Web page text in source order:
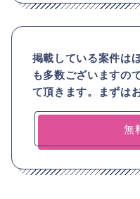
掲載している案件は
も多数ございますの
て頂きます。まずは
無